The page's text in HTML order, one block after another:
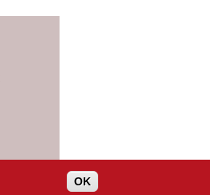
OK